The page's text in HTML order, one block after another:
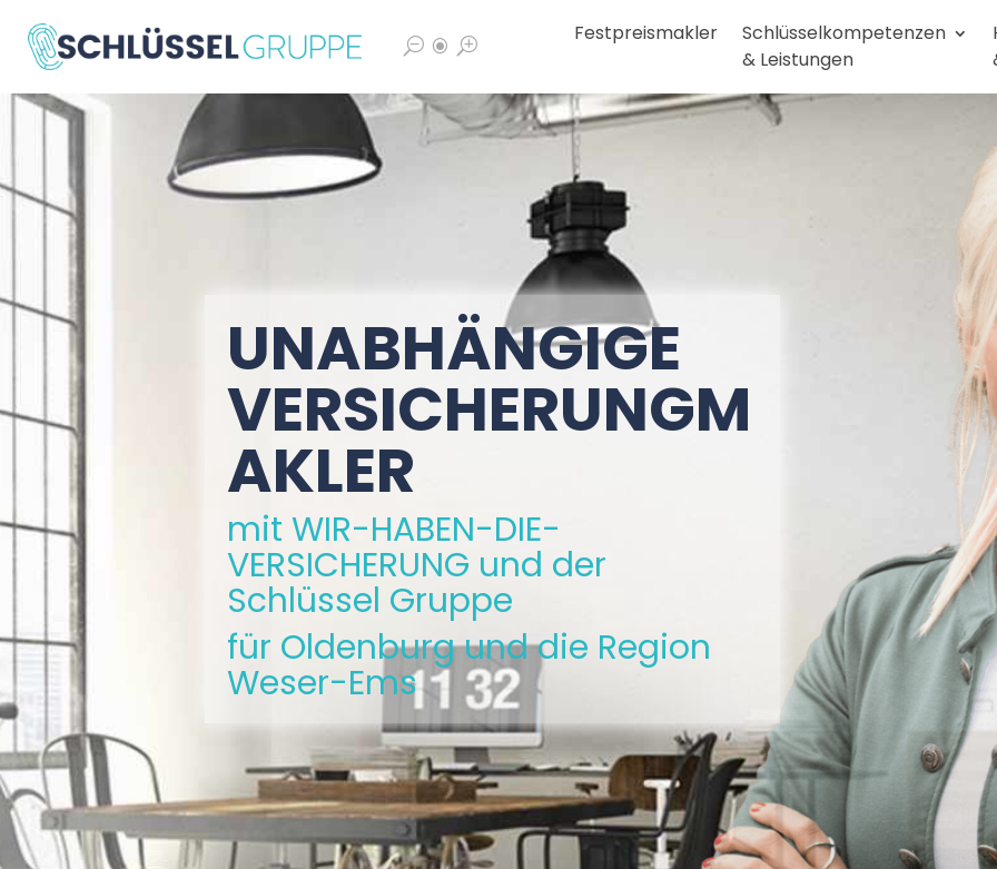
S \ T Festpreismakler
Schlüsselkompetenzen
& Leistungen
UNABHÄNGIGE
VERSICHERUNGM
AKLER
mit WIR-HABEN-DIE-
VERSICHERUNG und der
Schlüssel Gruppe
für Oldenburg und die Region
Weser-Ems